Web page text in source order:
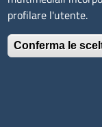
profilare l'utente.
Conferma le